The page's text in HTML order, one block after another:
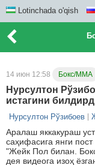
Lotinchada o'qish
14 июн 12:58 Бокс/ММА
Нурсултон
истагини
Нурсултон Рўзибоев
Аралаш яккакураш
саҳифасига янги пост
"Жейк Пол билан.
дея видеога изоҳ